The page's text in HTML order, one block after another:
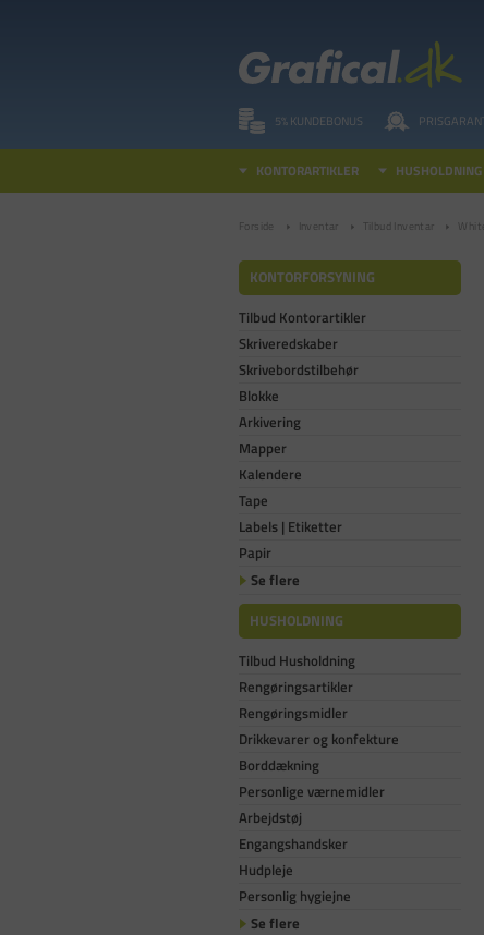
5% KUNDEBONUS
KONTORARTIKLER HUSHOLDNING
Forside Inventar Tilbud Inventar
KONTORFORSYNING
Tilbud Kontorartikler
Skriveredskaber
Skrivebordstilbehør
Blokke
Arkivering
Mapper
Kalendere
Tape
Labels | Etiketter
Papir
Se flere
HUSHOLDNING
Tilbud Husholdning
Rengøringsartikler
Rengøringsmidler
Drikkevarer og konfekture
Borddækning
Personlige værnemidler
Arbejdstøj
Engangshandsker
Hudpleje
Personlig hygiejne
Se flere